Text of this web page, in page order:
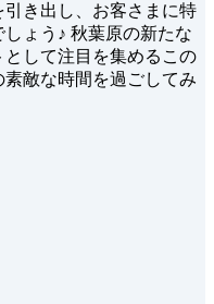
き出し、お客さまに特
ょう♪ 秋葉原の新たな
して注目を集めるこの
敵な時間を過ごしてみ